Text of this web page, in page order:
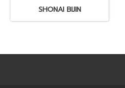
SHONAI BIJIN